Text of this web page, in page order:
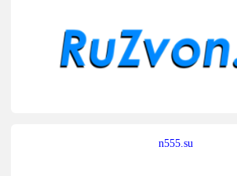
n555.su